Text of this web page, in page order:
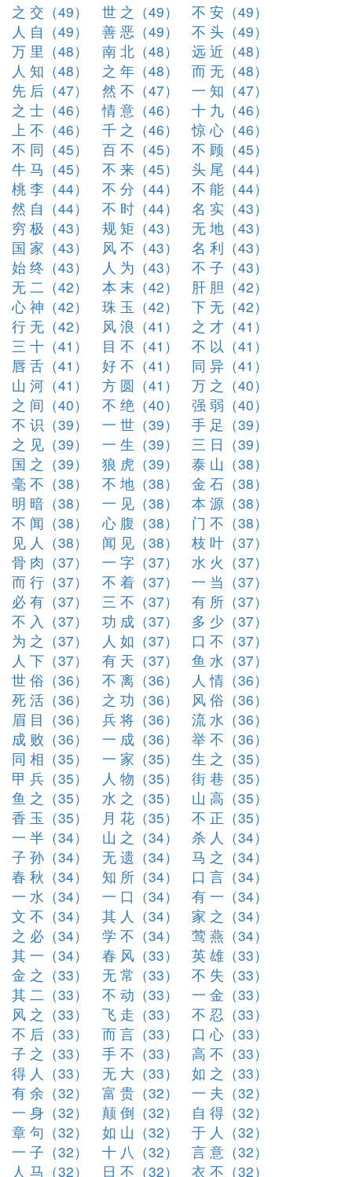
之 交（49） 世 之（49）
不 安（49）
人 自（49）
善 恶（49）
不 头（49）
万 里（48）
南 北（48）
远 近（48）
人 知（48）
之 年（48）
而 无（48）
先 后（47）
然 不（47）
一 知（47）
之 士（46）
情 意（46）
十 九（46）
上 不（46）
千 之（46）
惊 心（46）
不 同（45）
百 不（45）
不 顾（45）
牛 马（45）
不 来（45）
头 尾（44）
桃 李（44）
不 分（44）
不 能（44）
然 自（44）
不 时（44）
名 实（43）
穷 极（43）
规 矩（43）
无 地（43）
国 家（43）
风 不（43）
名 利（43）
始 终（43）
人 为（43）
不 子（43）
无 二（42）
本 末（42）
肝 胆（42）
心 神（42）
珠 玉（42）
下 无（42）
行 无（42）
风 浪（41）
之 才（41）
三 十（41）
目 不（41）
不 以（41）
唇 舌（41）
好 不（41）
同 异（41）
山 河（41）
方 圆（41）
万 之（40）
之 间（40）
不 绝（40）
强 弱（40）
不 识（39）
一 世（39）
手 足（39）
之 见（39）
一 生（39）
三 日（39）
国 之（39）
狼 虎（39）
泰 山（38）
毫 不（38）
不 地（38）
金 石（38）
明 暗（38）
一 见（38）
本 源（38）
不 闻（38）
心 腹（38）
门 不（38）
见 人（38）
闻 见（38）
枝 叶（37）
骨 肉（37）
一 字（37）
水 火（37）
而 行（37）
不 着（37）
一 当（37）
必 有（37）
三 不（37）
有 所（37）
不 入（37）
功 成（37）
多 少（37）
为 之（37）
人 如（37）
口 不（37）
人 下（37）
有 天（37）
鱼 水（37）
世 俗（36）
不 离（36）
人 情（36）
死 活（36）
之 功（36）
风 俗（36）
眉 目（36）
兵 将（36）
流 水（36）
成 败（36）
一 成（36）
举 不（36）
同 相（35）
一 家（35）
生 之（35）
甲 兵（35）
人 物（35）
街 巷（35）
鱼 之（35）
水 之（35）
山 高（35）
香 玉（35）
月 花（35）
不 正（35）
一 半（34）
山 之（34）
杀 人（34）
子 孙（34）
无 遗（34）
马 之（34）
春 秋（34）
知 所（34）
口 言（34）
一 水（34）
一 口（34）
有 一（34）
文 不（34）
其 人（34）
家 之（34）
之 必（34）
学 不（34）
莺 燕（34）
其 一（34）
春 风（33）
英 雄（33）
金 之（33）
无 常（33）
不 失（33）
其 二（33）
不 动（33）
一 金（33）
风 之（33）
飞 走（33）
不 忍（33）
不 后（33）
而 言（33）
口 心（33）
子 之（33）
手 不（33）
高 不（33）
得 人（33）
无 大（33）
如 之（33）
有 余（32）
富 贵（32）
一 夫（32）
一 身（32）
颠 倒（32）
自 得（32）
章 句（32）
如 山（32）
于 人（32）
一 子（32）
十 八（32）
言 意（32）
人 马（32）
日 不（32） 衣 不（32）